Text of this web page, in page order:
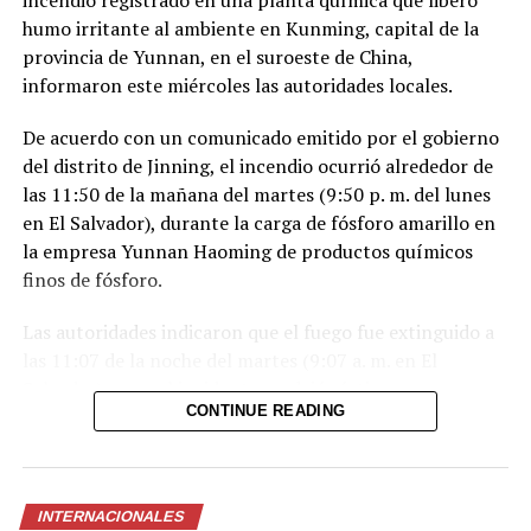
Facebook X
humo irritante al ambiente en Kunming, capital de la
provincia de Yunnan, en el suroeste de China,
informaron este miércoles las autoridades locales.
De acuerdo con un comunicado emitido por el gobierno
del distrito de Jinning, el incendio ocurrió alrededor de
las 11:50 de la mañana del martes (9:50 p. m. del lunes
en El Salvador), durante la carga de fósforo amarillo en
la empresa Yunnan Haoming de productos químicos
finos de fósforo.
Las autoridades indicaron que el fuego fue extinguido a
Salvador) y que el incidente no dejó víctimas.
humo que degradó temporalmente la calidad del aire en
la zona. Según las autoridades, la exposición a este tipo
CONTINUE READING
INTERNACIONALES